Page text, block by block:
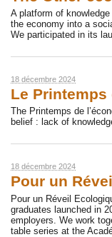
A platform of
the economy into a
We participated in its
18 décembre 2024
Le Printemps
The Printemps de
belief : lack of
18 décembre 2024
Pour un
Pour un Réveil
graduates launched in
employers. We work
table series at the